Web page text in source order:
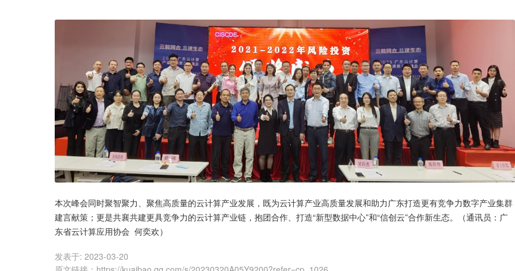
本次峰会同时聚智聚力、聚焦高质量的云计算产业发展，既为云计算产业高质量发展和助力广东打造更有竞争力数字产业集群
建言献策；更是共襄共建更具竞争力的云计算产业链，抱团合作、打造“新型数据中心”和“信创云”合作新生态。（通讯员：广
东省云计算应用协会  何奕欢）
发表于: 2023-03-20